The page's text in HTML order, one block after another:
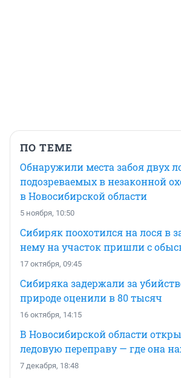
ПО ТЕМЕ
Обнаружили места забоя двух
подозреваемых в незаконной
в Новосибирской области
5 ноября, 10:50
Сибиряк поохотился на лося в
нему на участок пришли с
17 октября, 09:45
Сибиряка задержали за
природе оценили в 80 тысяч
16 октября, 14:15
В Новосибирской области
ледовую переправу — где она
7 декабря, 18:48